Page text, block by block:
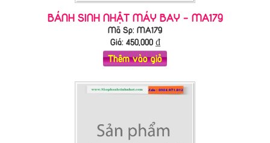
BÁNH SINH NHẬT MÁY BAY - MA179
Mã Sp: MA179
Giá: 450,000₫
Thêm vào giỏ